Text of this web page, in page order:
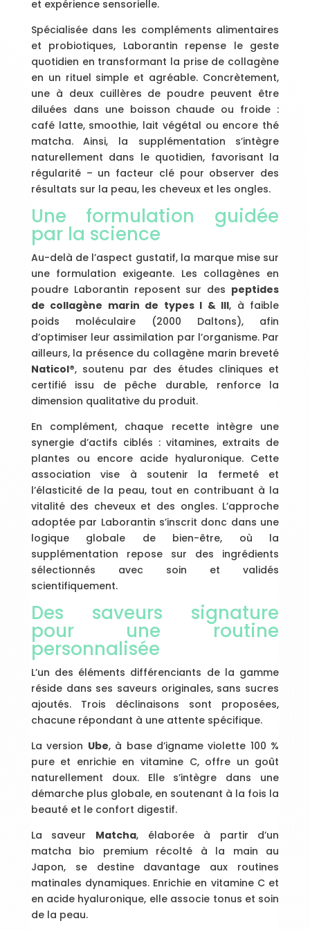
et expérience sensorielle.
Spécialisée dans les compléments alimentaires
et probiotiques, Laborantin repense le geste
quotidien en transformant la prise de collagène
en un rituel simple et agréable. Concrètement,
une à deux cuillères de poudre peuvent être
diluées dans une boisson chaude ou froide :
café latte, smoothie, lait végétal ou encore thé
matcha. Ainsi, la supplémentation s’intègre
naturellement dans le quotidien, favorisant la
régularité – un facteur clé pour observer des
résultats sur la peau, les cheveux et les ongles.
Une formulation guidée
par la science
Au-delà de l’aspect gustatif, la marque mise sur
une formulation exigeante. Les collagènes en
poudre Laborantin reposent sur des peptides
de collagène marin de types I & III, à faible
poids moléculaire (2000 Daltons), afin
d’optimiser leur assimilation par l’organisme. Par
ailleurs, la présence du collagène marin breveté
Naticol®, soutenu par des études cliniques et
certifié issu de pêche durable, renforce la
dimension qualitative du produit.
En complément, chaque recette intègre une
synergie d’actifs ciblés : vitamines, extraits de
plantes ou encore acide hyaluronique. Cette
association vise à soutenir la fermeté et
l’élasticité de la peau, tout en contribuant à la
vitalité des cheveux et des ongles. L’approche
adoptée par Laborantin s’inscrit donc dans une
logique globale de bien-être, où la
supplémentation repose sur des ingrédients
sélectionnés avec soin et validés
scientifiquement.
Des saveurs signature
pour une routine
personnalisée
L’un des éléments différenciants de la gamme
réside dans ses saveurs originales, sans sucres
ajoutés. Trois déclinaisons sont proposées,
chacune répondant à une attente spécifique.
La version Ube, à base d’igname violette 100 %
pure et enrichie en vitamine C, offre un goût
naturellement doux. Elle s’intègre dans une
démarche plus globale, en soutenant à la fois la
beauté et le confort digestif.
La saveur Matcha, élaborée à partir d’un
matcha bio premium récolté à la main au
Japon, se destine davantage aux routines
matinales dynamiques. Enrichie en vitamine C et
en acide hyaluronique, elle associe tonus et soin
de la peau.